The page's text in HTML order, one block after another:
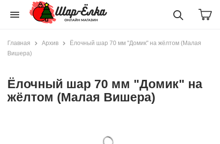
menu
Главная Архив
Ёлочный шар 70 мм "Домик" на жёлтом (Малая
Вишера)
Ёлочный шар 70 мм "Домик" на
жёлтом (Малая Вишера)